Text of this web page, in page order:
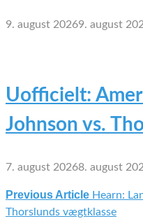
9. august 20269. august
Uofficielt:
Johnson vs.
7. august 20268. august
Previous Article Hearn:
Thorslunds vægtklasse